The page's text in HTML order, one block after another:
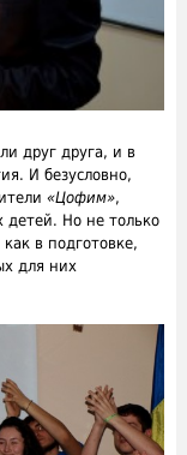
друг друга, и в
И безусловно,
«Цофим»,
детей. Но не только
в подготовке,
для них